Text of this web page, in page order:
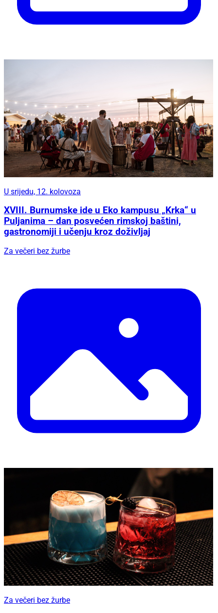
U srijedu, 12. kolovoza
XVIII. Burnumske ide u Eko kampusu „Krka“ u
Puljanima – dan posvećen rimskoj baštini,
gastronomiji i učenju kroz doživljaj
Za večeri bez žurbe
Za večeri bez žurbe